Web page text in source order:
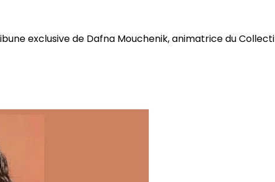
exclusive de Dafna Mouchenik, animatrice du